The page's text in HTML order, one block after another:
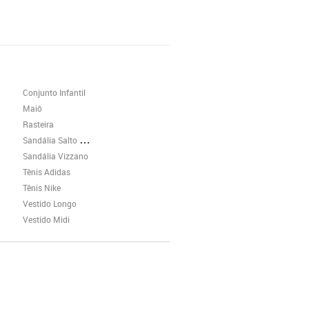
Conjunto Infantil
Maiô
Rasteira
Sandália Salto Grosso
Sandália Vizzano
Tênis Adidas
Tênis Nike
Vestido Longo
Vestido Midi